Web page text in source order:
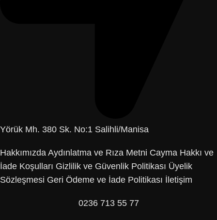
Yörük Mh. 380 Sk. No:1 Salihli/Manisa
Hakkımızda Aydınlatma ve Rıza Metni Cayma Hakkı ve
İade Koşulları Gizlilik ve Güvenlik Politikası Üyelik
Sözleşmesi Geri Ödeme ve İade Politikası İletişim
0236 713 55 77